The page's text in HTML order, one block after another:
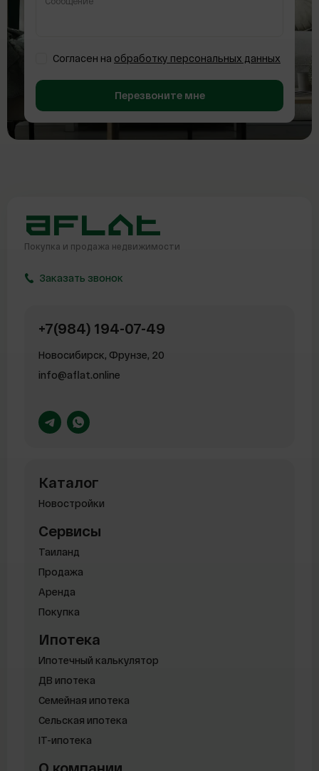
Согласен на обработку персональных данных
Перезвоните мне
Покупка и продажа недвижимости
Заказать звонок
+7(984) 194-07-49
Новосибирск, Фрунзе, 20
info@aflat.online
Каталог
Новостройки
Сервисы
Таиланд
Продажа
Аренда
Покупка
Ипотека
Ипотечный калькулятор
ДВ ипотека
Семейная ипотека
Сельская ипотека
IT-ипотека
О компании